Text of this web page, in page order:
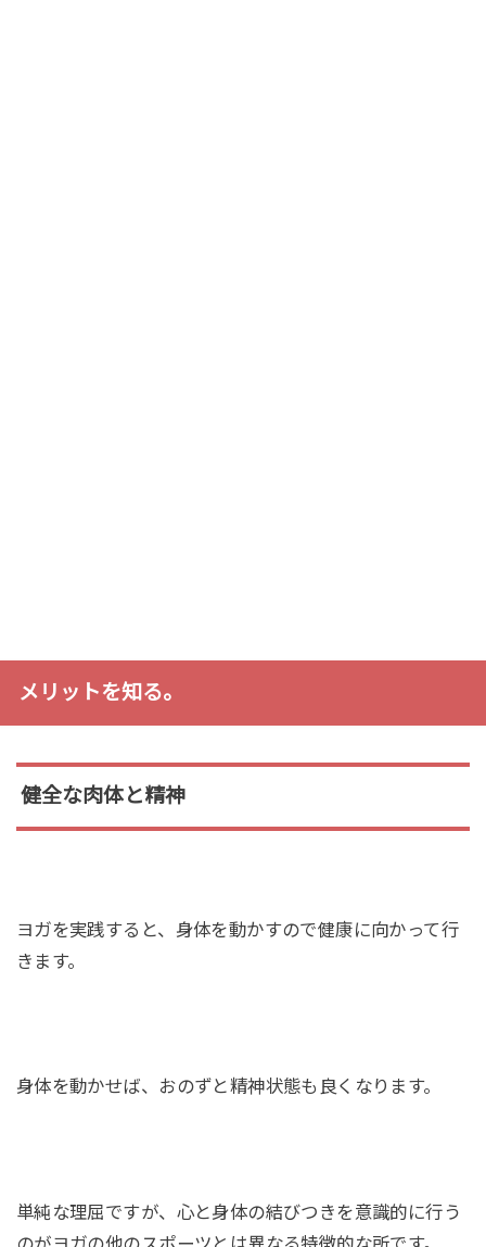
メリットを知る。
健全な肉体と精神
ヨガを実践すると、身体を動かすので健康に向かって行
きます。
身体を動かせば、おのずと精神状態も良くなります。
単純な理屈ですが、心と身体の結びつきを意識的に行う